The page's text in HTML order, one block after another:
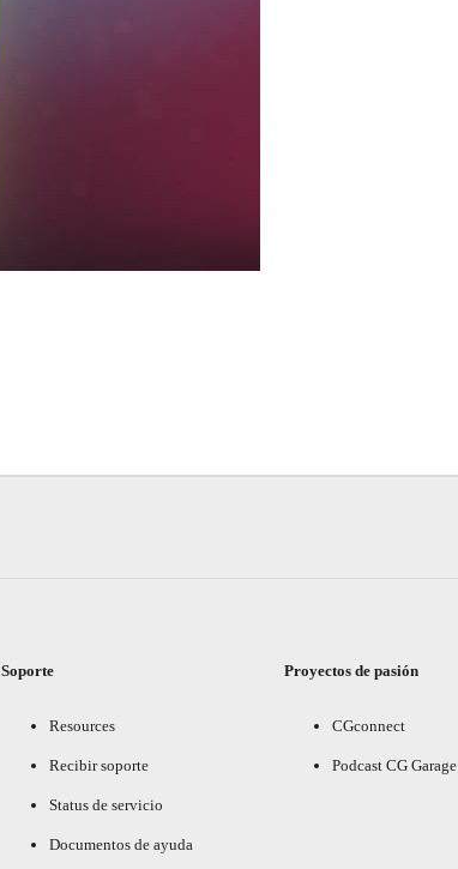
Soporte
Resources
Recibir soporte
Status de servicio
Documentos de ayuda
Proyectos de pasión
CGconnect
Podcast CG Garage